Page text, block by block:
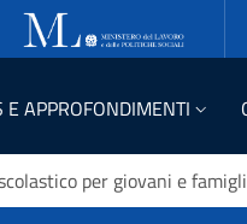
E APPROFONDIMENTI
per giovani e